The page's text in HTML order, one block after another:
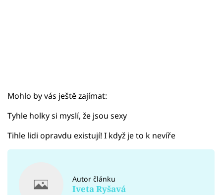
Mohlo by vás ještě zajímat:
Tyhle holky si myslí, že jsou sexy
Tihle lidi opravdu existují! I když je to k nevíře
Autor článku
Iveta Ryšavá